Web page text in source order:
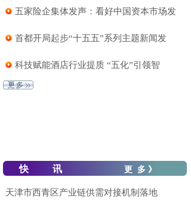
五家险企集体发声：看好中国资本市场发
首都开局起步“十五五”系列主题新闻发
科技赋能酒店行业提质 “五化”引领智
快 讯 更 多 》
天津市西青区产业链供需对接机制落地